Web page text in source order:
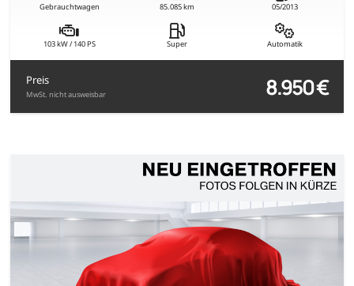
Gebrauchtwagen 85.085 km 05/2013
103 kW / 140 PS Super Automatik
Preis
MwSt. nicht ausweisbar 8.950 €